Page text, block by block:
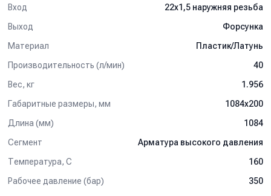
Вход
22х1,5 наружняя резьба
Выход
Форсунка
Материал
Пластик/Латунь
Производительность (л/мин)
40
Вес, кг
1.956
Габаритные размеры, мм
1084x200
Длина (мм)
1084
Сегмент
Арматура высокого давления
Температура, C
160
Рабочее давление (бар)
350